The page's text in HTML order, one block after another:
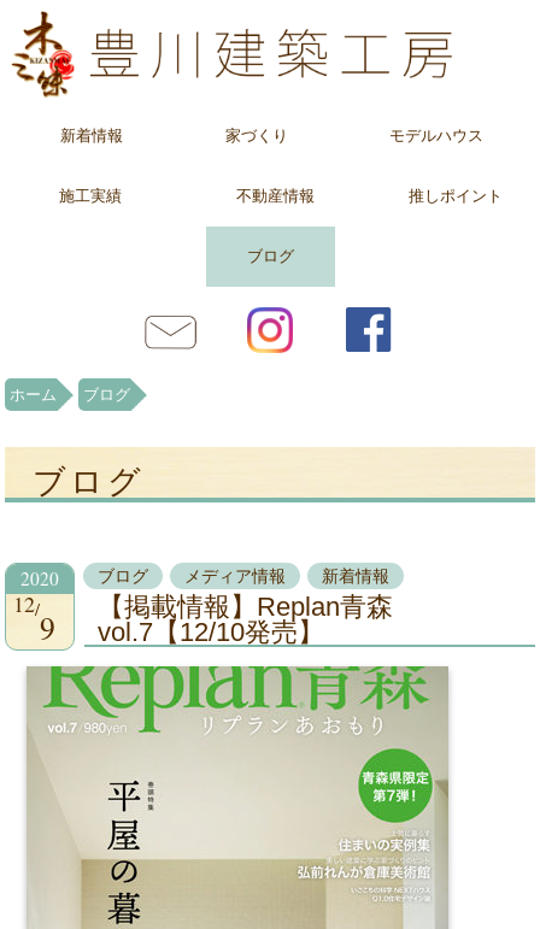
新着情報 家づくり モデルハウス
施工実績 不動産情報 推しポイント
ブログ
ホーム ブログ
ブログ
2020
12
9
ブログ メディア情報 新着情報
【掲載情報】Replan青森
vol.7【12/10発売】